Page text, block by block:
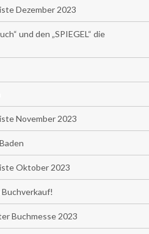
Dezember 2023
und den „SPIEGEL“ die
November 2023
Oktober 2023
Buchmesse 2023